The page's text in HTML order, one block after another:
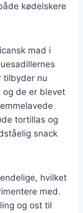
kødelskere
mad i
tilbyder nu
og de er blevet
tortillas og
snack
hvilket
med.
og ost til